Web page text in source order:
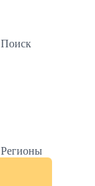
Поиск
Регионы